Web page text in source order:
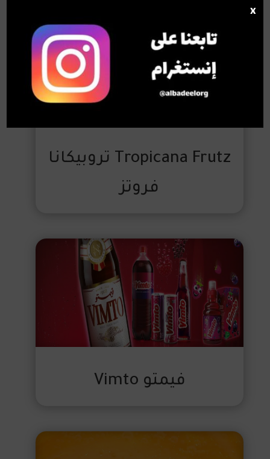
Tropicana Frutz تروبيكانا
فروتز
فيمتو Vimto
x